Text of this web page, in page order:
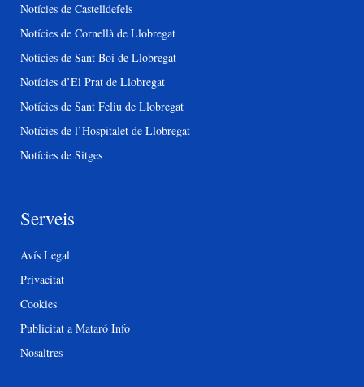
Notícies de Castelldefels
Notícies de Cornellà de Llobregat
Notícies de Sant Boi de Llobregat
Notícies d’El Prat de Llobregat
Notícies de Sant Feliu de Llobregat
Notícies de l’Hospitalet de Llobregat
Notícies de Sitges
Serveis
Avís Legal
Privacitat
Cookies
Publicitat a Mataró Info
Nosaltres